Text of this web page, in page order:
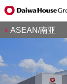
ASEAN/南亚